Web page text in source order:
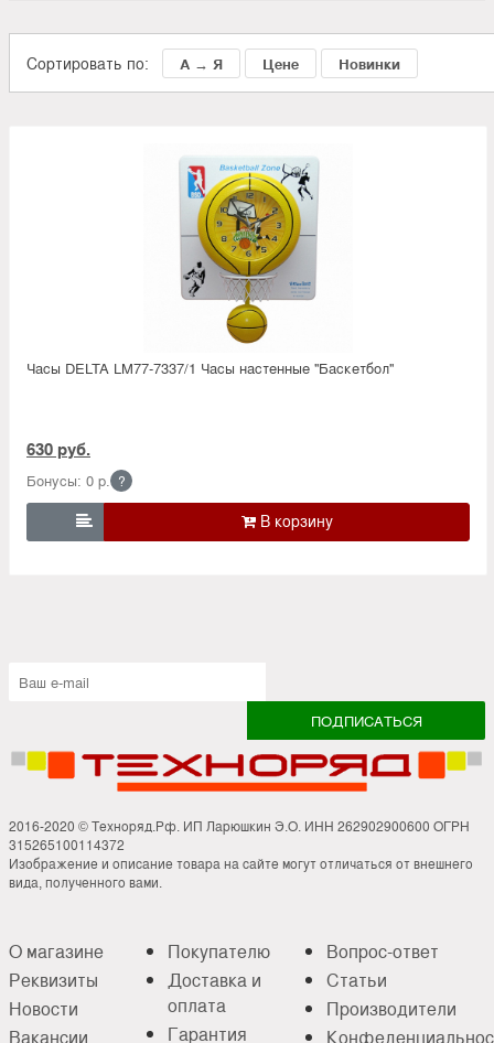
Сортировать по: А → Я Цене Новинки
Часы DELTA LM77-7337/1 Часы настенные ''Баскетбол''
630 руб.
Бонусы: 0 р. ?

2016-2020 © Техноряд.Рф. ИП Ларюшкин Э.О. ИНН 262902900600 ОГРН
315265100114372
Изображение и описание товара на сайте могут отличаться от внешнего
вида, полученного вами.
О магазине
Реквизиты
Новости
Вакансии
Покупателю
Доставка и
оплата
Гарантия
Вопрос-ответ
Статьи
Производители